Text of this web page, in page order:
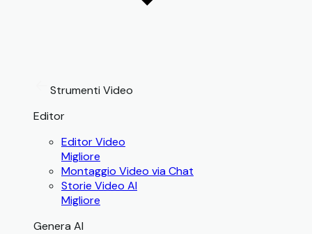
Strumenti Video
Editor
Editor Video
Migliore
Montaggio Video via Chat
Storie Video AI
Migliore
Genera AI